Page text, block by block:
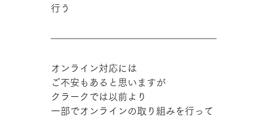
行う
オンライン対応には
ご不安もあると思いますが
クラークでは以前より
一部でオンラインの取り組みを行って